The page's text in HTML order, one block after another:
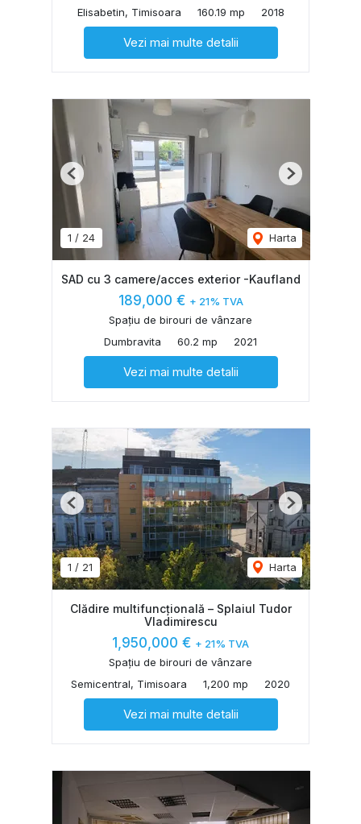
Elisabetin, Timisoara
160.19 mp 2018
Vezi mai multe detalii
1 / 24 Harta
Previous Next
SAD cu 3 camere/acces exterior -Kaufland
189,000 € + 21% TVA
Spațiu de birouri de vânzare
Dumbravita
60.2 mp 2021
Vezi mai multe detalii
1 / 21 Harta
Previous Next
Clădire multifuncțională – Splaiul Tudor
Vladimirescu
1,950,000 € + 21% TVA
Spațiu de birouri de vânzare
Semicentral, Timisoara
1,200 mp 2020
Vezi mai multe detalii